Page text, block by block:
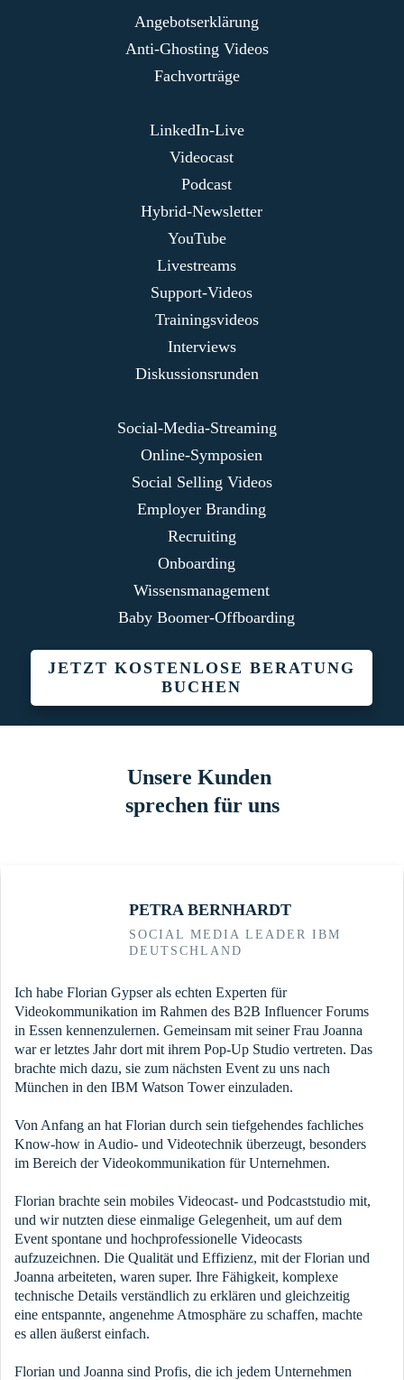
Angebotserklärung
Anti-Ghosting Videos
Fachvorträge
LinkedIn-Live
Videocast
Podcast
Hybrid-Newsletter
YouTube
Livestreams
Support-Videos
Trainingsvideos
Interviews
Diskussionsrunden
Social-Media-Streaming
Online-Symposien
Social Selling Videos
Employer Branding
Recruiting
Onboarding
Wissensmanagement
Baby Boomer-Offboarding
JETZT KOSTENLOSE BERATUNG
BUCHEN
Unsere Kunden
sprechen für uns
PETRA BERNHARDT
SOCIAL MEDIA LEADER IBM
DEUTSCHLAND
Ich habe Florian Gypser als echten Experten für
Videokommunikation im Rahmen des B2B Influencer Forums
in Essen kennenzulernen. Gemeinsam mit seiner Frau Joanna
war er letztes Jahr dort mit ihrem Pop-Up Studio vertreten. Das
brachte mich dazu, sie zum nächsten Event zu uns nach
München in den IBM Watson Tower einzuladen.
Von Anfang an hat Florian durch sein tiefgehendes fachliches
Know-how in Audio- und Videotechnik überzeugt, besonders
im Bereich der Videokommunikation für Unternehmen.
Florian brachte sein mobiles Videocast- und Podcaststudio mit,
und wir nutzten diese einmalige Gelegenheit, um auf dem
Event spontane und hochprofessionelle Videocasts
aufzuzeichnen. Die Qualität und Effizienz, mit der Florian und
Joanna arbeiteten, waren super. Ihre Fähigkeit, komplexe
technische Details verständlich zu erklären und gleichzeitig
eine entspannte, angenehme Atmosphäre zu schaffen, machte
es allen äußerst einfach.
Florian und Joanna sind Profis, die ich jedem Unternehmen